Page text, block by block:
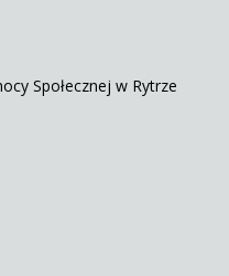
Społecznej w Rytrze